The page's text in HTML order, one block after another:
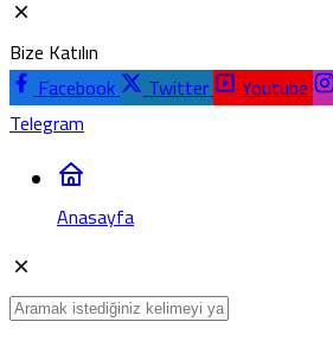
Bize Katılın
Facebook
Twitter Youtube
Telegram
Anasayfa